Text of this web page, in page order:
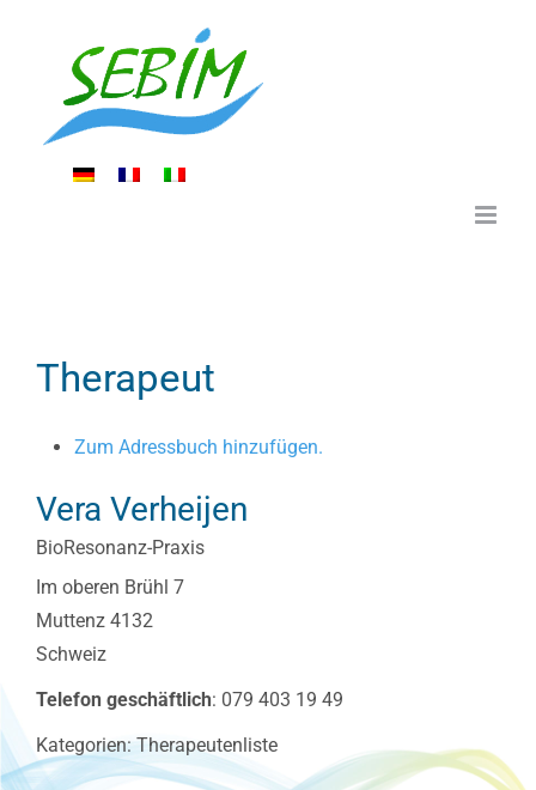
Therapeut
Zum Adressbuch hinzufügen.
Vera Verheijen
BioResonanz-Praxis
Im oberen Brühl 7
Muttenz 4132
Schweiz
Telefon geschäftlich: 079 403 19 49
Kategorien:Therapeutenliste